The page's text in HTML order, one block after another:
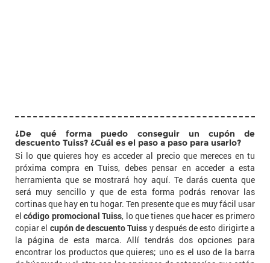
¿De qué forma puedo conseguir un cupón de
descuento Tuiss? ¿Cuál es el paso a paso para usarlo?
Si lo que quieres hoy es acceder al precio que mereces en tu
próxima compra en Tuiss, debes pensar en acceder a esta
herramienta que se mostrará hoy aquí. Te darás cuenta que
será muy sencillo y que de esta forma podrás renovar las
cortinas que hay en tu hogar. Ten presente que es muy fácil usar
elcódigo promocional Tuiss, lo que tienes que hacer es primero
copiar el cupón de descuento Tuiss y después de esto dirigirte a
la página de esta marca. Allí tendrás dos opciones para
encontrar los productos que quieres; uno es el uso de la barra